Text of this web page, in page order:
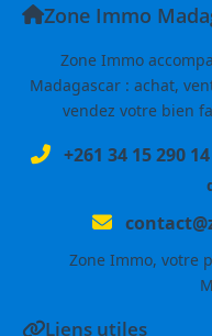
Zone Immo
Zone Immo
Madagascar : achat,
vendez votre bien
+261 34 15 290 14
Zone Immo, votre
Liens utiles